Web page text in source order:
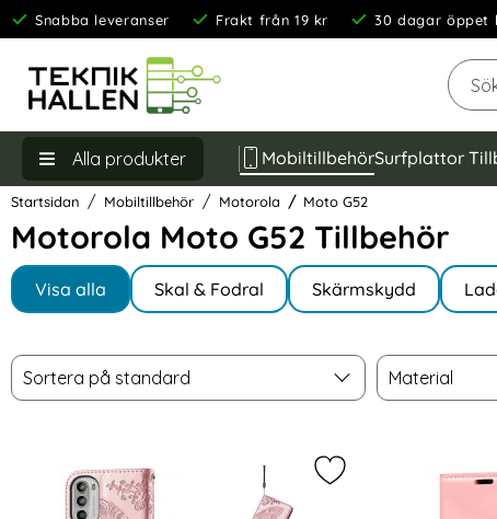
Snabba leveranser Frakt från 19 kr 30 dagar öppet
Sök
Alla produkter MobiltillbehörSurfplattor
Startsidan Mobiltillbehör Motorola Moto G52
Motorola Moto G52 Tillbehör
Hoppa
produkter
Underkategorier
Visa alla
I Moto G52 Skal & Fodral Skärmskydd
Hoppa
över
Filtrera & sortera
Sortera
Sortera på standard
Material
Material
Markera motorola